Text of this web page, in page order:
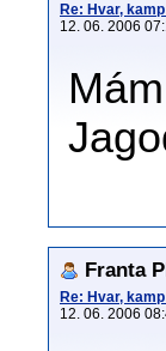
Re: Hvar,
12. 06. 2006
Franta
Re: Hvar,
12. 06. 2006